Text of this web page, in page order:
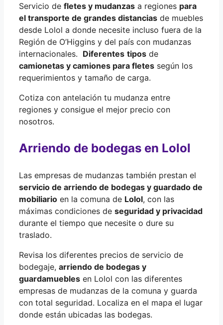
Servicio de fletes y mudanzas a regiones para
el transporte de grandes distancias de muebles
desde Lolol a donde necesite incluso fuera de la
Región de O’Higgins y del país con mudanzas
internacionales. Diferentes tipos de
camionetas y camiones para fletes según los
requerimientos y tamaño de carga.
Cotiza con antelación tu mudanza entre
regiones y consigue el mejor precio con
nosotros.
Arriendo de bodegas en Lolol
Las empresas de mudanzas también prestan el
servicio de arriendo de bodegas y guardado de
mobiliario en la comuna de Lolol, con las
máximas condiciones de seguridad y privacidad
durante el tiempo que necesite o dure su
traslado.
Revisa los diferentes precios de servicio de
bodegaje, arriendo de bodegas y
guardamuebles en Lolol con las diferentes
empresas de mudanzas de la comuna y guarda
con total seguridad. Localiza en el mapa el lugar
donde están ubicadas las bodegas.